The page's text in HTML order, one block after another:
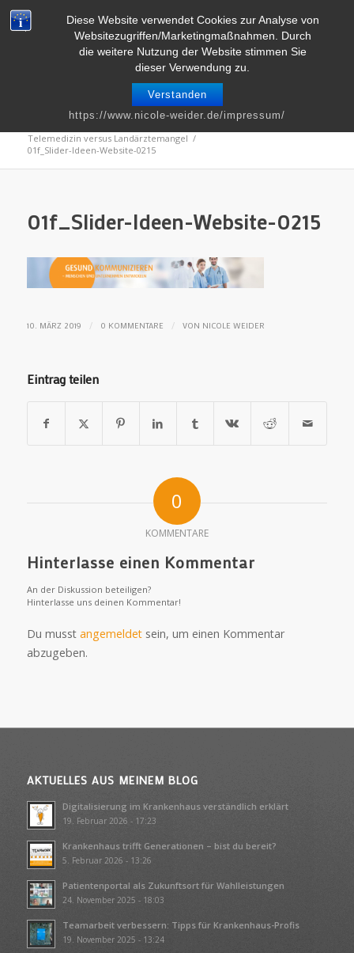
Diese Website verwendet Cookies zur Analyse von
Websitezugriffen/Marketingmaßnahmen. Durch
die weitere Nutzung der Website stimmen Sie
dieser Verwendung zu.
Verstanden
https://www.nicole-weider.de/impressum/
Telemedizin versus Landärztemangel /
01f_Slider-Ideen-Website-0215
01f_Slider-Ideen-Website-0215
10. MÄRZ 2019 / 0 KOMMENTARE / VON NICOLE WEIDER
Eintrag teilen
0
KOMMENTARE
Hinterlasse einen Kommentar
An der Diskussion beteiligen?
Hinterlasse uns deinen Kommentar!
Du musst angemeldetsein, um einen Kommentar
abzugeben.
AKTUELLES AUS MEINEM BLOG
Digitalisierung im Krankenhaus verständlich erklärt
19. Februar 2026 - 17:23
Krankenhaus trifft Generationen – bist du bereit?
5. Februar 2026 - 13:26
Patientenportal als Zukunftsort für Wahlleistungen
24. November 2025 - 18:03
Teamarbeit verbessern: Tipps für Krankenhaus-Profis
19. November 2025 - 13:24